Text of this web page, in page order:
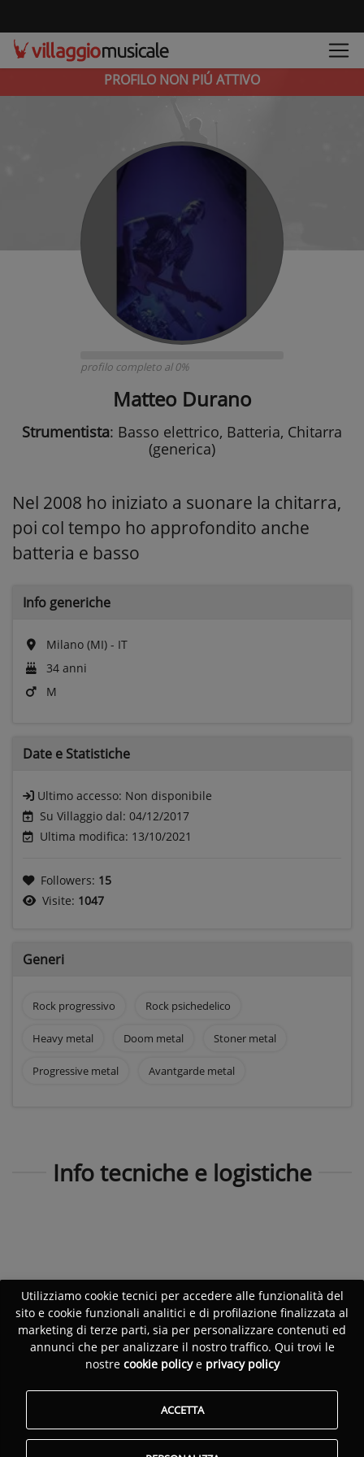
PROFILO NON PIÚ ATTIVO
profilo completo al 0%
Matteo Durano
Strumentista: Basso elettrico, Batteria, Chitarra
(generica)
Nel 2008 ho iniziato a suonare la chitarra,
poi col tempo ho approfondito anche
batteria e basso
Info generiche
Milano (MI) - IT
34 anni
M
Date e Statistiche
Ultimo accesso: Non disponibile
Su Villaggio dal: 04/12/2017
Ultima modifica: 13/10/2021
Followers: 15
Visite: 1047
Generi
Rock progressivo Rock psichedelico
Heavy metal Doom metal Stoner metal
Progressive metal Avantgarde metal
Info tecniche e logistiche
Utilizziamo cookie tecnici per accedere alle funzionalità del
sito e cookie funzionali analitici e di profilazione finalizzata al
marketing di terze parti, sia per personalizzare contenuti ed
annunci che per analizzare il nostro traffico. Qui trovi le
nostre cookie policye privacy policy
ACCETTA